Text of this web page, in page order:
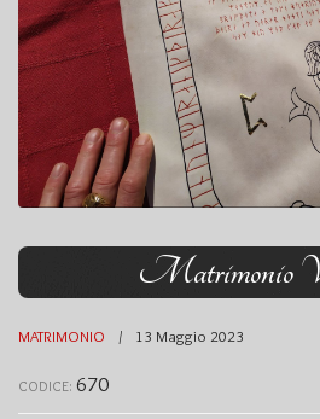
Matrimonio
MATRIMONIO 13 Maggio 2023
CODICE: 670